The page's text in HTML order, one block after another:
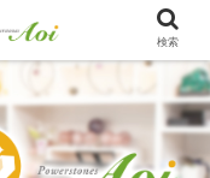
検索